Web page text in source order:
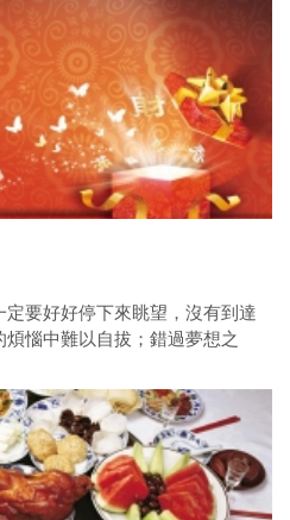
要好好停下來眺望，沒有到達
惱中難以自拔；錯過夢想之
身而過。讓我們做好準備，更
想、公益，預約一生的富足，